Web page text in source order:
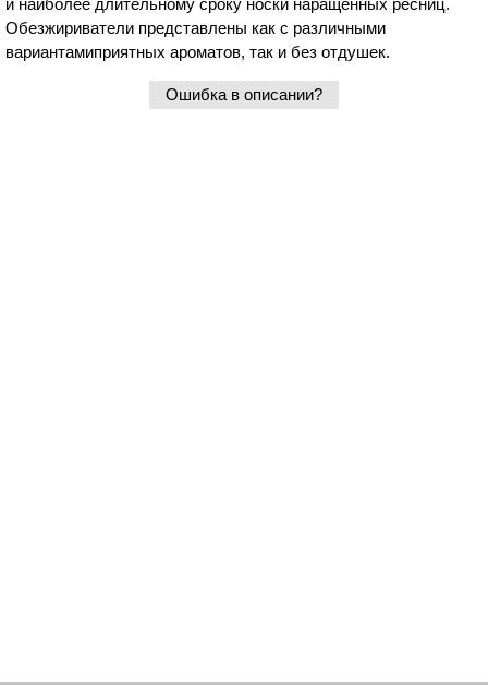
и наиболее длительному сроку носки наращенных ресниц.
Обезжириватели представлены как с различными
вариантамиприятных ароматов, так и без отдушек.
Ошибка в описании?